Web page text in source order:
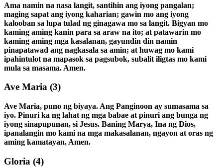
Ama namin na nasa langit, santihin ang iyong pangalan;
maging sapat ang iyong kaharian; gawin mo ang iyong
kalooban sa lupa tulad ng ginagawa mo sa langit. Bigyan mo
kaming aming kanin para sa araw na ito; at patawarin mo
kaming aming mga kasalanan, gayundin din namin
pinapatawad ang nagkasala sa amin; at huwag mo kami
ipahintulot na mapasok sa pagsubok, subalit iligtas mo kami
mula sa masama. Amen.
Ave Maria (3)
Ave Maria, puno ng biyaya. Ang Panginoon ay sumasama sa
iyo. Pinuri ka ng lahat ng mga babae at pinuri ang bunga ng
iyong sinapupunan, si Jesus. Baning Marya, Ina ng Dios,
ipanalangin mo kami na mga makasalanan, ngayon at oras ng
aming kamatayan, Amen.
Gloria (4)